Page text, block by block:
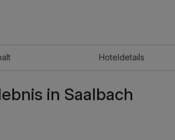
Hoteldetails
in Saalbach